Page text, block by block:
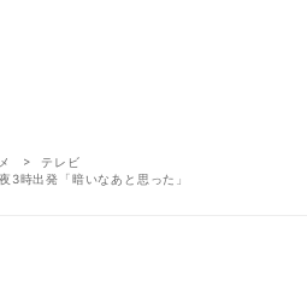
テレビ
3時出発「暗いなあと思った」